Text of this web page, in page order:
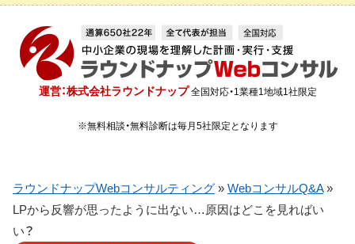
運営：株式会社ラウンドナップ 全国対応・1業種1地域1社限定
※無料相談・無料診断は毎月5社限定となります
ラウンドナップWebコンサルティング » WebコンサルQ&A»
LPから反響が思ったように出ない…原因はどこを見ればい
い？